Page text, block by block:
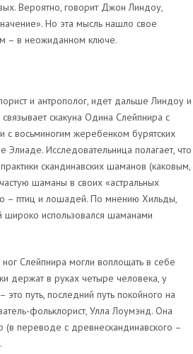
Вероятно, говорит Джон Линдоу,
Но эта мысль нашло свое
– в неожиданном ключе.
и антрополог, идет дальше Линдоу и
скакуна Одина Слейпнира с
восьминогим жеребенком бурятских
Исследовательница полагает, что
скандинавских шаманов (каковым,
шаманы в своих «астральных
– птиц и лошадей. По мнению Хильды,
широко использовался шаманами
Слейпнира могли воплощать в себе
держат в руках четыре человека, у
путь, последний путь покойного на
фольклорист, Улла Лоумэнд. Она
переводе с древнескандинавского –